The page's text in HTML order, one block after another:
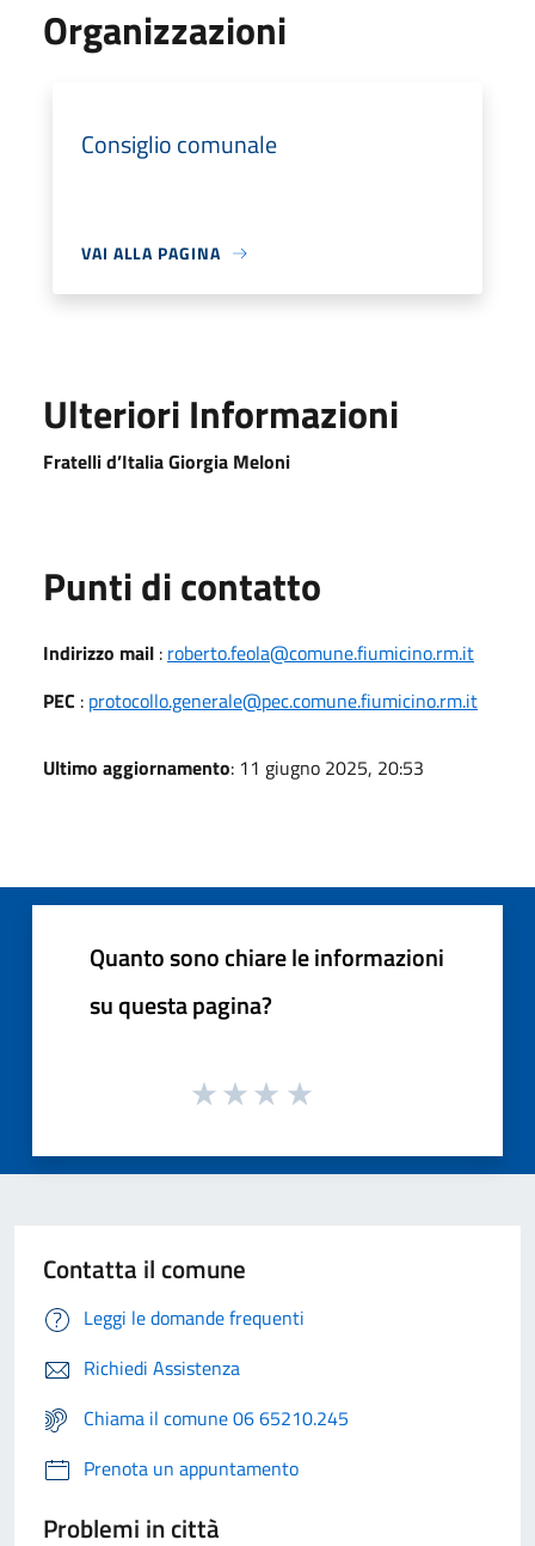
Organizzazioni
Consiglio comunale
VAI ALLA PAGINA
Ulteriori Informazioni
Fratelli d’Italia Giorgia Meloni
Punti di contatto
Indirizzo mail : roberto.feola@comune.fiumicino.rm.it
PEC : protocollo.generale@pec.comune.fiumicino.rm.it
Ultimo aggiornamento: 11 giugno 2025, 20:53
Quanto sono chiare le informazioni
su questa pagina?
Contatta il comune
Leggi le domande frequenti
Richiedi Assistenza
Chiama il comune 06 65210.245
Prenota un appuntamento
Problemi in città